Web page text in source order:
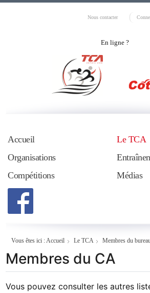
Nous contacter
En ligne ?
Accueil
Le TCA
Organisations
Compétitions
Médias
Vous êtes ici :Accueil Le TCA Membres du
Membres du CA
Vous pouvez consulter les autres